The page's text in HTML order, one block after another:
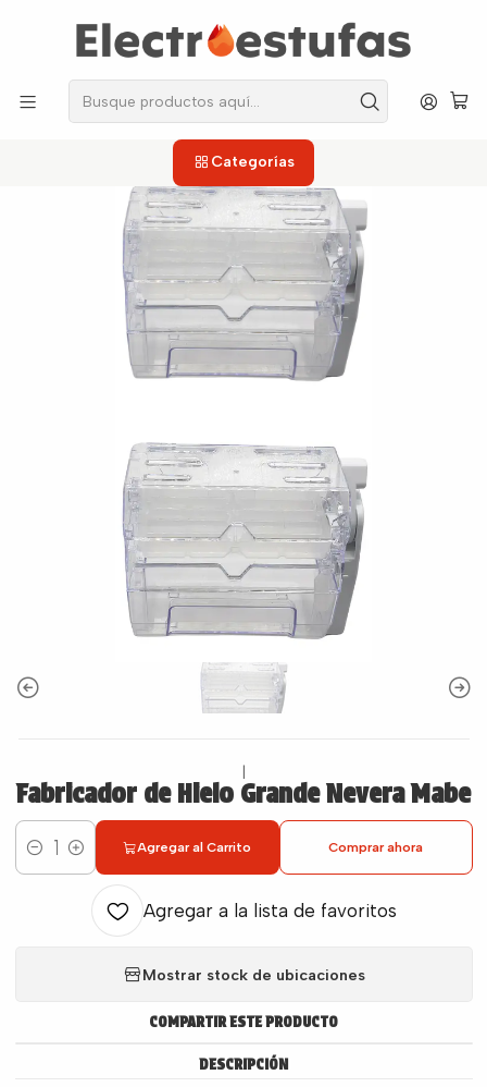
Categorías
los repuestos que necesitas, sin salir de casa!
Fabricador de Hielo Grande Nevera Mabe
Fabricador de Hielo Grande Nevera Mabe
Cantidad
Agregar al Carrito Comprar ahora
Agregar a la lista de favoritos
Mostrar stock de ubicaciones
COMPARTIR ESTE PRODUCTO
DESCRIPCIÓN